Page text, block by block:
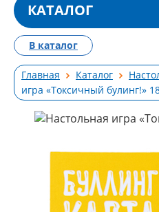
КАТАЛОГ
Главная Каталог
игра «Токсичный булинг!»
В каталог